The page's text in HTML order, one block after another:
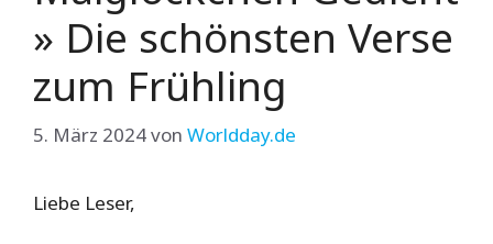
» Die schönsten Verse
zum Frühling
5. März 2024von Worldday.de
Liebe Leser,